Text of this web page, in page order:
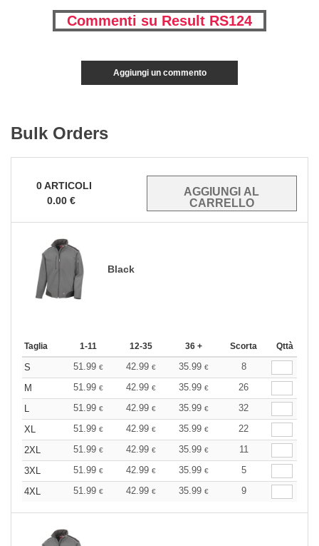
Commenti su Result RS124
Aggiungi un commento
Bulk Orders
0ARTICOLI
0.00 €
Black
Taglia 1-11 12-35 36 + Scorta Qttà
S 51.99 € 42.99 € 35.99 €
8
M
51.99 € 42.99 € 35.99 €
26
L
51.99 € 42.99 € 35.99 €
32
XL
51.99 € 42.99 € 35.99 €
22
2XL
51.99 € 42.99 € 35.99 €
11
3XL
51.99 € 42.99 € 35.99 €
5
4XL
51.99 € 42.99 € 35.99 € 9